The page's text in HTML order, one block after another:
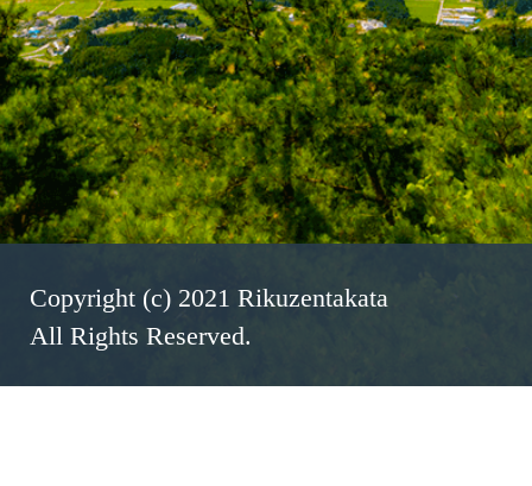
Copyright (c) 2021 Rikuzentakata
All Rights Reserved.